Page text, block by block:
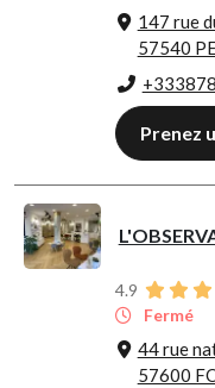
147 rue
57540
Prenez
4.9
Fermé
44 rue
57600